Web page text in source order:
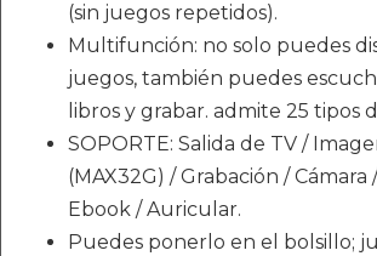
(sin juegos repetidos).
Multifunción: no solo puedes
juegos, también puedes
libros y grabar. admite 25 tipos
SOPORTE: Salida de TV /
(MAX32G) / Grabación / Cámara
Ebook / Auricular.
Puedes ponerlo en el bolsillo;